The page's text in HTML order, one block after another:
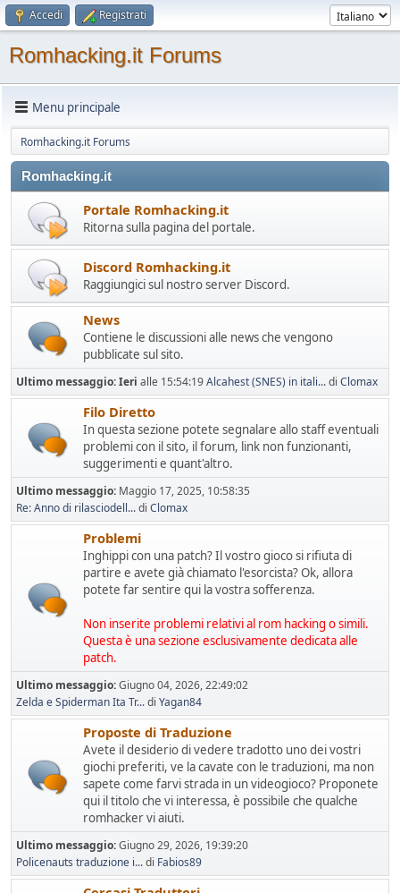
Accedi Registrati
Romhacking.it Forums
Menu principale
Romhacking.it Forums
Romhacking.it
Portale Romhacking.it
Ritorna sulla pagina del portale.
Discord Romhacking.it
Raggiungici sul nostro server Discord.
News
Contiene le discussioni alle news che vengono
pubblicate sul sito.
Ultimo messaggio:Ieri alle 15:54:19Alcahest (SNES) in itali...di Clomax
Filo Diretto
In questa sezione potete segnalare allo staff eventuali
problemi con il sito, il forum, link non funzionanti,
suggerimenti e quant'altro.
Ultimo messaggio: Maggio 17, 2025, 10:58:35
Re: Anno di rilasciodell...di Clomax
Problemi
Inghippi con una patch? Il vostro gioco si rifiuta di
partire e avete già chiamato l'esorcista? Ok, allora
potete far sentire qui la vostra sofferenza.
Non inserite problemi relativi al rom hacking o simili.
Questa è una sezione esclusivamente dedicata alle
patch.
Ultimo messaggio:Giugno 04, 2026, 22:49:02
Zelda e Spiderman Ita Tr...di Yagan84
Proposte di Traduzione
Avete il desiderio di vedere tradotto uno dei vostri
giochi preferiti, ve la cavate con le traduzioni, ma non
sapete come farvi strada in un videogioco? Proponete
qui il titolo che vi interessa, è possibile che qualche
romhacker vi aiuti.
Ultimo messaggio:Giugno 29, 2026, 19:39:20
Policenauts traduzione i...di Fabios89